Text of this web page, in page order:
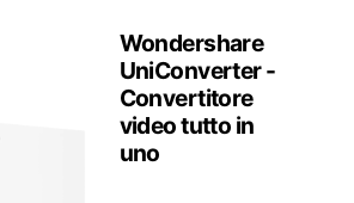
Wondershare
UniConverter -
Convertitore
video tutto in
uno